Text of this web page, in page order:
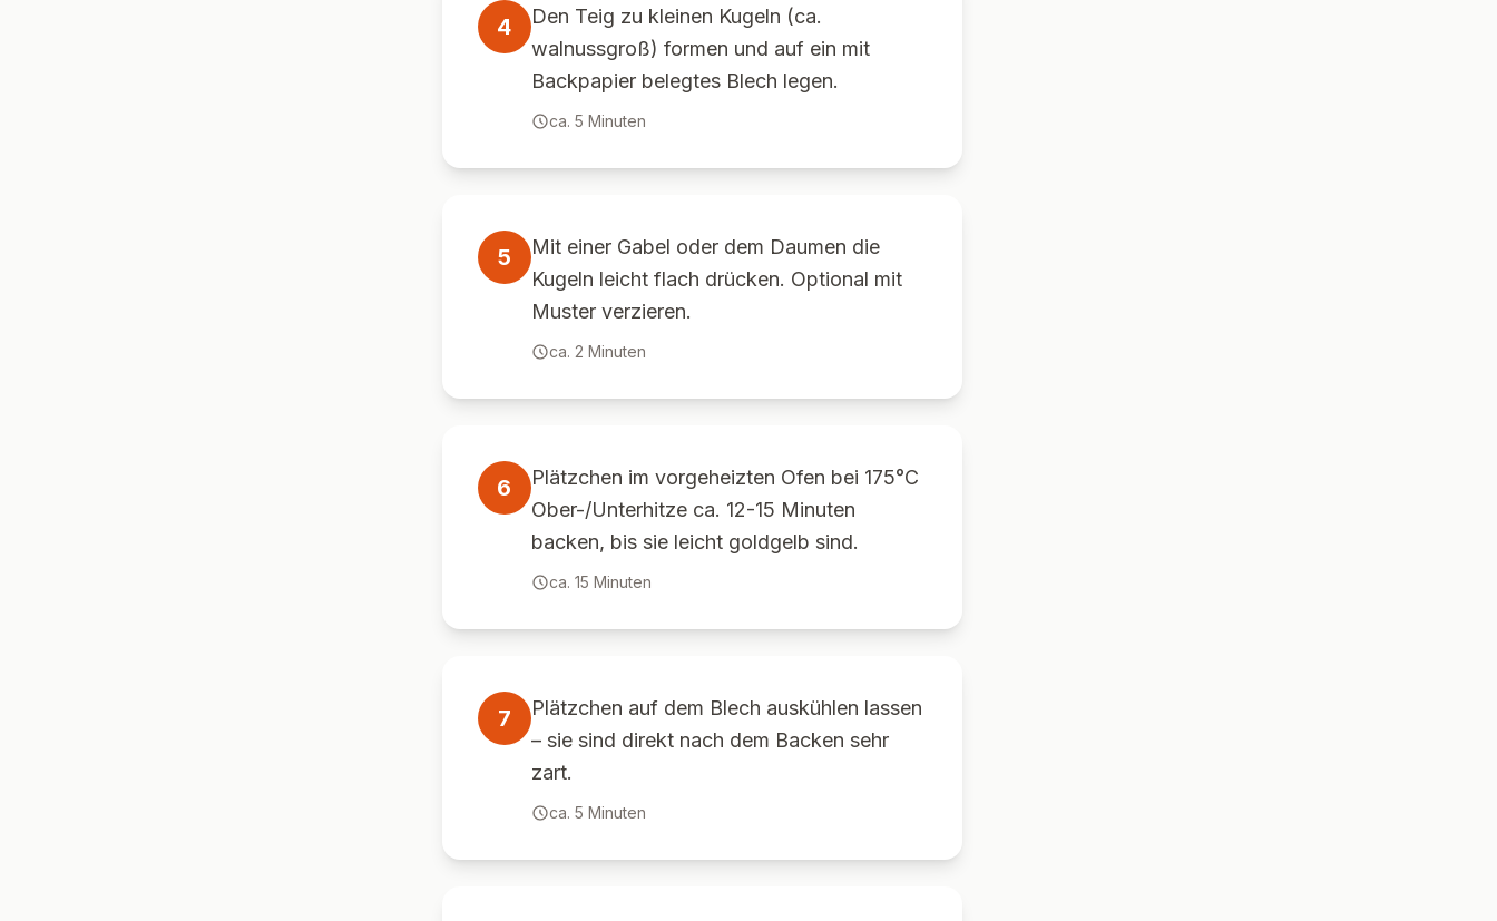
4
Den Teig zu kleinen Kugeln (ca.
walnussgroß) formen und auf ein mit
Backpapier belegtes Blech legen.
ca. 5 Minuten
5
Mit einer Gabel oder dem Daumen die
Kugeln leicht flach drücken. Optional mit
Muster verzieren.
ca. 2 Minuten
6
Plätzchen im vorgeheizten Ofen bei 175°C
Ober-/Unterhitze ca. 12-15 Minuten
backen, bis sie leicht goldgelb sind.
ca. 15 Minuten
7
Plätzchen auf dem Blech auskühlen lassen
– sie sind direkt nach dem Backen sehr
zart.
ca. 5 Minuten